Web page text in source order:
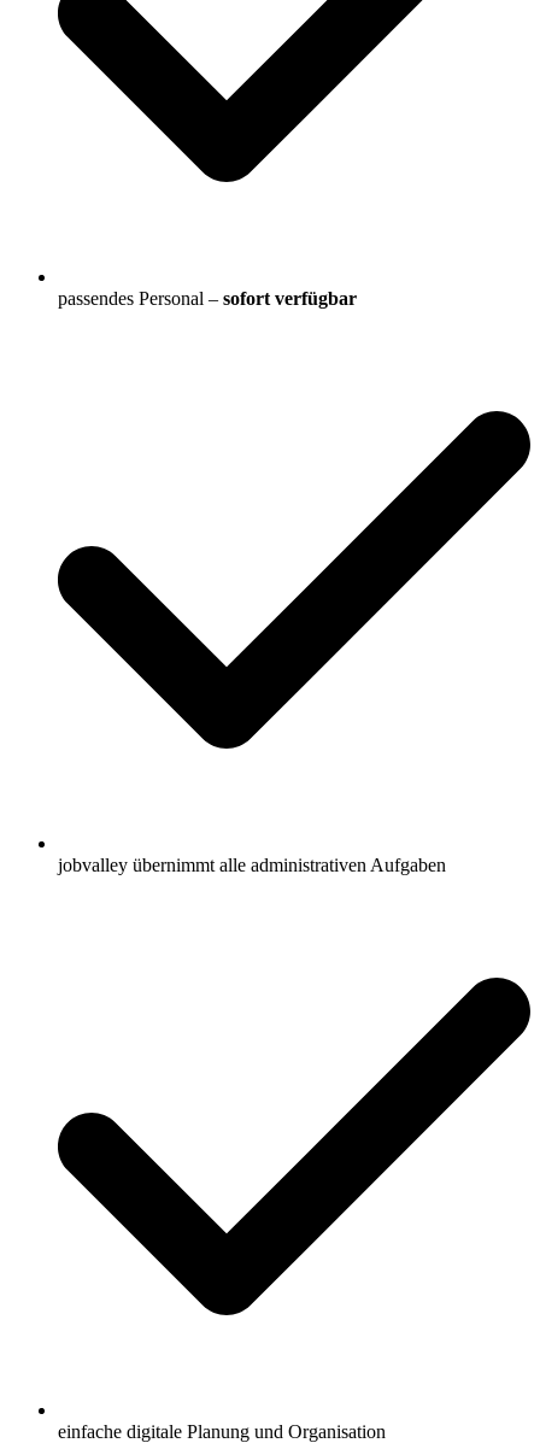
passendes Personal – sofort verfügbar
jobvalley übernimmt alle administrativen Aufgaben
einfache digitale Planung und Organisation